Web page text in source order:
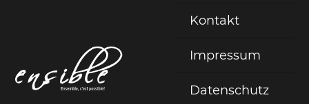
Fußzeile
Kontakt
Impressum
Datenschutz